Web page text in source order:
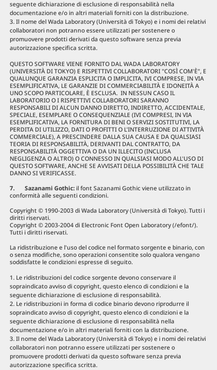
seguente dichiarazione di esclusione di responsabilità nella
documentazione e/o in altri materiali forniti con la distribuzione.
Il nome del Wada Laboratory (Università di Tokyo) e i nomi dei relativi
collaboratori non potranno essere utilizzati per sostenere o
promuovere prodotti derivati ​​da questo software senza previa
autorizzazione specifica scritta.
QUESTO SOFTWARE VIENE FORNITO DAL WADA LABORATORY
(UNIVERSITÀ DI TOKYO) E RISPETTIVI COLLABORATORI "COSÌ COM'È", E
QUALUNQUE GARANZIA ESPLICITA O IMPLICITA, IVI COMPRESE, IN VIA
ESEMPLIFICATIVA, LE GARANZIE DI COMMERCIABILITÀ E IDONEITÀ A
UNO SCOPO PARTICOLARE, È ESCLUSA. IN NESSUN CASO IL
LABORATORIO O I RISPETTIVI COLLABORATORI SARANNO
RESPONSABILI DI ALCUN DANNO DIRETTO, INDIRETTO, ACCIDENTALE,
SPECIALE, ESEMPLARE O CONSEQUENZIALE (IVI COMPRESI, IN VIA
ESEMPLIFICATIVA, LA FORNITURA DI BENI O SERVIZI SOSTITUTIVI, LA
PERDITA DI UTILIZZO, DATI O PROFITTI O L'INTERRUZIONE DI ATTIVITÀ
COMMERCIALE), A PRESCINDERE DALLA SUA CAUSA E DA QUALSIASI
TEORIA DI RESPONSABILITÀ, DERIVANTI DAL CONTRATTO, DA
RESPONSABILITÀ OGGETTIVA O DA UN ILLECITO (INCLUSA
NEGLIGENZA O ALTRO) O CONNESSO IN QUALSIASI MODO ALL'USO DI
QUESTO SOFTWARE, ANCHE SE AVVISATI DELLA POSSIBILITÀ CHE TALE
DANNO SI VERIFICASSE.
7. Sazanami Gothic: il font Sazanami Gothic viene utilizzato in
conformità alle seguenti condizioni.
Copyright © 1990-2003 di Wada Laboratory (Università di Tokyo). Tutti i
diritti riservati.
Copyright © 2003-2004 di Electronic Font Open Laboratory (/efont/).
Tutti i diritti riservati.
La ridistribuzione e l'uso del codice nel formato sorgente e binario, con
o senza modifiche, sono operazioni consentite solo qualora vengano
soddisfatte le condizioni espresse di seguito.
Le ridistribuzioni del codice sorgente devono conservare il
sopraindicato avviso di copyright, questo elenco di condizioni e la
seguente dichiarazione di esclusione di responsabilità.
Le ridistribuzioni in forma di codice binario devono riprodurre il
sopraindicato avviso di copyright, questo elenco di condizioni e la
seguente dichiarazione di esclusione di responsabilità nella
documentazione e/o in altri materiali forniti con la distribuzione.
Il nome del Wada Laboratory (Università di Tokyo) e i nomi dei relativi
collaboratori non potranno essere utilizzati per sostenere o
promuovere prodotti derivati ​​da questo software senza previa
autorizzazione specifica scritta.